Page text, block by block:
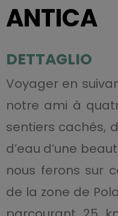
ANTICA
DETTAGLIO
Voyager en
notre ami à
sentiers cachés,
d’eau d’une
nous ferons sur
de la zone de